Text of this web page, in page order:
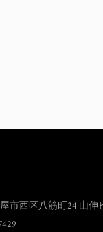
市西区八筋町24 山伸